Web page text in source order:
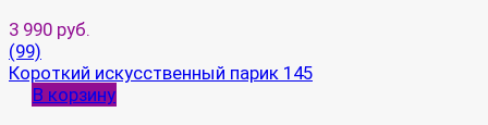
3 990 руб.
(99)
Короткий искусственный парик 145
В корзину